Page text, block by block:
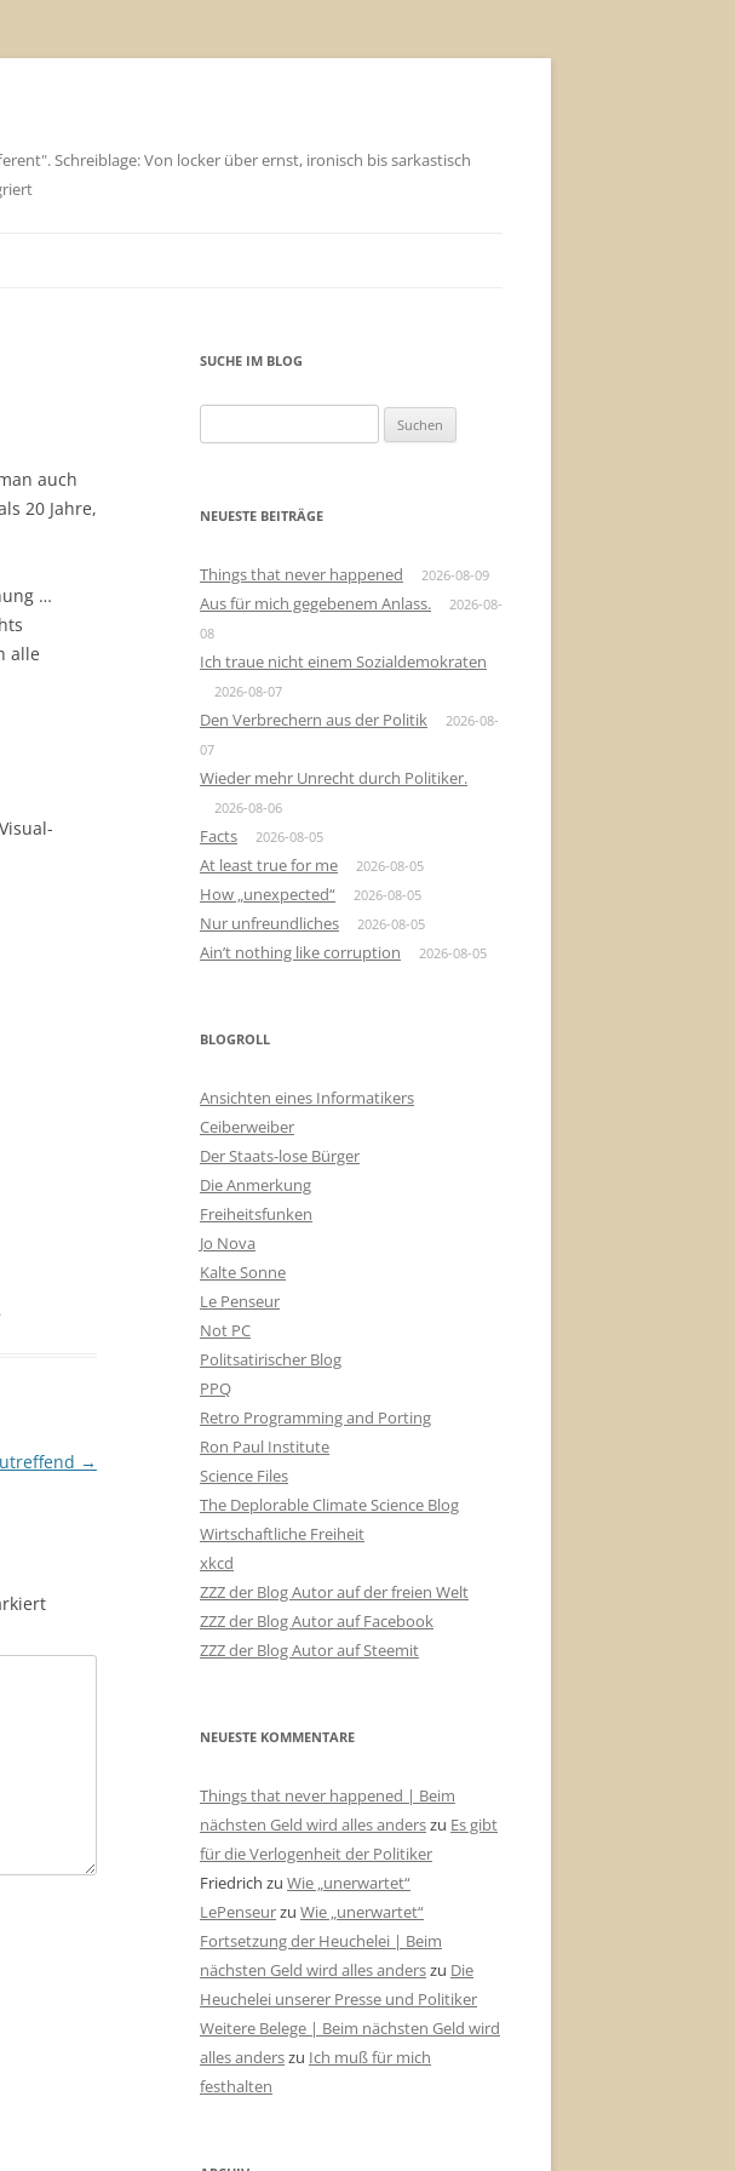
Schreiblage: Von locker über ernst, ironisch bis sarkastisch
auch
20 Jahre,
…
alle
.
→
SUCHE IM BLOG
nach:
NEUESTE BEITRÄGE
Things that never happened 2026-08-09
Aus für mich gegebenem Anlass.
2026-08-
08
Ich traue nicht einem Sozialdemokraten
2026-08-07
Den Verbrechern aus der Politik
2026-08-
07
Wieder mehr Unrecht durch Politiker.
2026-08-06
Facts 2026-08-05
At least true for me 2026-08-05
How „unexpected“ 2026-08-05
Nur unfreundliches 2026-08-05
Ain’t nothing like corruption 2026-08-05
BLOGROLL
Ansichten eines Informatikers
Ceiberweiber
Der Staats-lose Bürger
Die Anmerkung
Freiheitsfunken
Jo Nova
Kalte Sonne
Le Penseur
Not PC
Politsatirischer Blog
PPQ
Retro Programming and Porting
Ron Paul Institute
Science Files
The Deplorable Climate Science Blog
Wirtschaftliche Freiheit
xkcd
ZZZ der Blog Autor auf der freien Welt
ZZZ der Blog Autor auf Facebook
ZZZ der Blog Autor auf Steemit
NEUESTE KOMMENTARE
Things that never happened | Beim
nächsten Geld wird alles anderszu Es gibt
für die Verlogenheit der Politiker
Friedrich zu Wie „unerwartet“
LePenseurzu Wie „unerwartet“
Fortsetzung der Heuchelei | Beim
nächsten Geld wird alles anderszu Die
Heuchelei unserer Presse und Politiker
Weitere Belege | Beim nächsten Geld wird
alles anderszu Ich muß für mich
festhalten